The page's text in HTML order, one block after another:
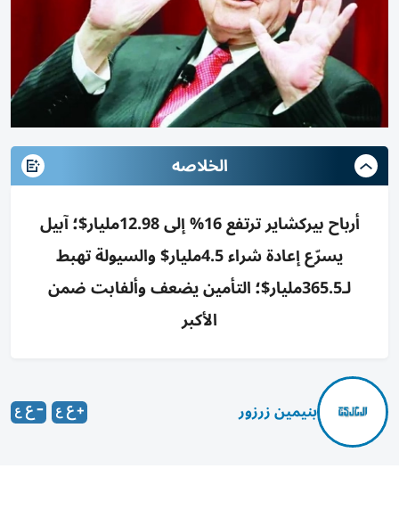
الخلاصه
أرباح بيركشاير ترتفع 16% إلى 12.98مليار$؛ آبيل
يسرّع إعادة شراء 4.5مليار$ والسيولة تهبط
لـ365.5مليار$؛ التأمين يضعف وألفابت ضمن
الأكبر
بنيمين زرزور